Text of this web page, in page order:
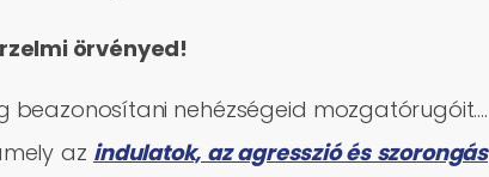
örvényed!
beazonosítani nehézségeid mozgatórugóit….
az indulatok, az agresszió és szorongás